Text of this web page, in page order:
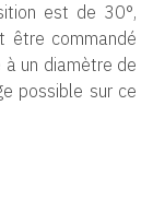
est de 30°,
être commandé
à un diamètre de
possible sur ce